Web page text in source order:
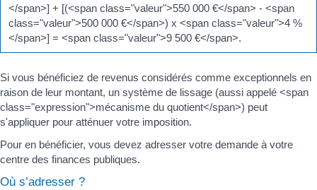
</span>] + [(<span class="valeur">550 000 €</span> - <span
class="valeur">500 000 €</span>) x <span class="valeur">4 %
</span>] = <span class="valeur">9 500 €</span>.
Si vous bénéficiez de revenus considérés comme exceptionnels en
raison de leur montant, un système de lissage (aussi appelé <span
class="expression">mécanisme du quotient</span>) peut
s'appliquer pour atténuer votre imposition.
Pour en bénéficier, vous devez adresser votre demande à votre
centre des finances publiques.
Où s’adresser ?